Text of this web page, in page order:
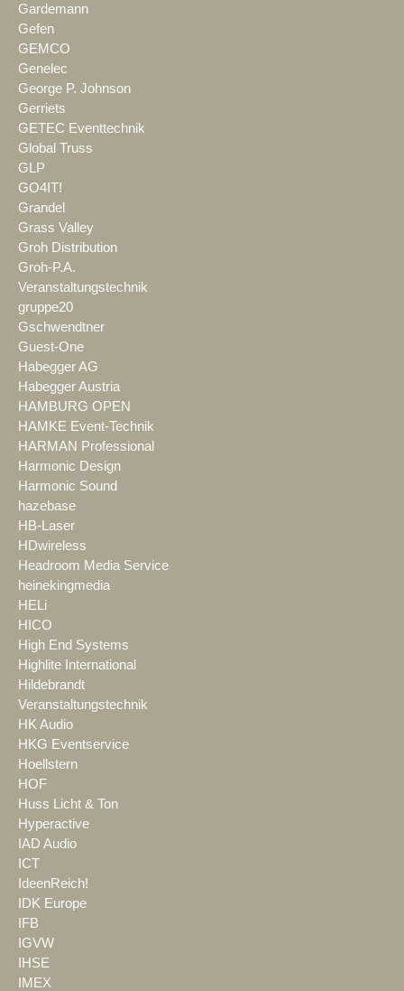
Gardemann
Gefen
GEMCO
Genelec
George P. Johnson
Gerriets
GETEC Eventtechnik
Global Truss
GLP
GO4IT!
Grandel
Grass Valley
Groh Distribution
Groh-P.A.
Veranstaltungstechnik
gruppe20
Gschwendtner
Guest-One
Habegger AG
Habegger Austria
HAMBURG OPEN
HAMKE Event-Technik
HARMAN Professional
Harmonic Design
Harmonic Sound
hazebase
HB-Laser
HDwireless
Headroom Media Service
heinekingmedia
HELi
HICO
High End Systems
Highlite International
Hildebrandt
Veranstaltungstechnik
HK Audio
HKG Eventservice
Hoellstern
HOF
Huss Licht & Ton
Hyperactive
IAD Audio
ICT
IdeenReich!
IDK Europe
IFB
IGVW
IHSE
IMEX